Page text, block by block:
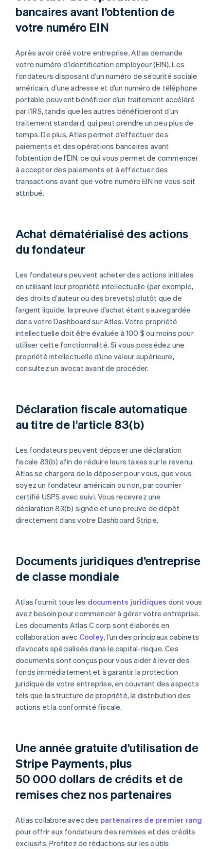
bancaires avant l’obtention de
votre numéro EIN
Après avoir créé votre entreprise, Atlas demande
votre numéro d’Identification employeur (EIN). Les
fondateurs disposant d’un numéro de sécurité sociale
américain, d’une adresse et d’un numéro de téléphone
portable peuvent bénéficier d’un traitement accéléré
par l’IRS, tandis que les autres bénéficieront d’un
traitement standard, qui peut prendre un peu plus de
temps. De plus, Atlas permet d’effectuer des
paiements et des opérations bancaires avant
l’obtention de l’EIN, ce qui vous permet de commencer
à accepter des paiements et à effectuer des
transactions avant que votre numéro EIN ne vous soit
attribué.
Achat dématérialisé des actions
du fondateur
Les fondateurs peuvent acheter des actions initiales
en utilisant leur propriété intellectuelle (par exemple,
des droits d’auteur ou des brevets) plutôt que de
l’argent liquide, la preuve d’achat étant sauvegardée
dans votre Dashboard sur Atlas. Votre propriété
intellectuelle doit être évaluée à 100 $ ou moins pour
utiliser cette fonctionnalité. Si vous possédez une
propriété intellectuelle d’une valeur supérieure,
consultez un avocat avant de procéder.
Déclaration fiscale automatique
au titre de l’article 83(b)
Les fondateurs peuvent déposer une déclaration
fiscale 83(b) afin de réduire leurs taxes sur le revenu.
Atlas se chargera de la déposer pour vous, que vous
soyez un fondateur américain ou non, par courrier
certifié USPS avec suivi. Vous recevrez une
déclaration 83(b) signée et une preuve de dépôt
directement dans votre Dashboard Stripe.
Documents juridiques d’entreprise
de classe mondiale
Atlas fournit tous les documents juridiques dont vous
avez besoin pour commencer à gérer votre entreprise.
Les documents Atlas C corp sont élaborés en
collaboration avec Cooley, l’un des principaux cabinets
d’avocats spécialisés dans le capital-risque. Ces
documents sont conçus pour vous aider à lever des
fonds immédiatement et à garantir la protection
juridique de votre entreprise, en couvrant des aspects
tels que la structure de propriété, la distribution des
actions et la conformité fiscale.
Une année gratuite d’utilisation de
Stripe Payments, plus
50 000 dollars de crédits et de
remises chez nos partenaires
Atlas collabore avec des partenaires de premier rang
pour offrir aux fondateurs des remises et des crédits
exclusifs. Profitez de réductions sur les outils